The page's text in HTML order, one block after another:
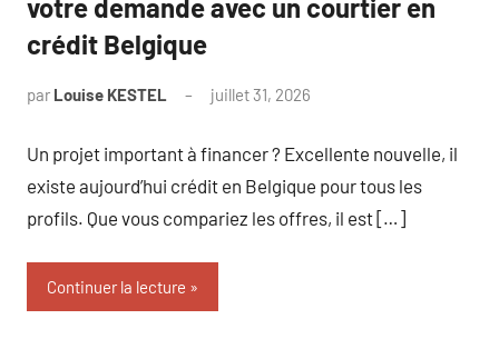
votre demande avec un courtier en
crédit Belgique
par Louise KESTEL juillet 31, 2026
Un projet important à financer ? Excellente nouvelle, il
existe aujourd’hui crédit en Belgique pour tous les
profils. Que vous compariez les offres, il est […]
Continuer la lecture